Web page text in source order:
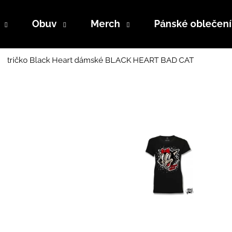
Obuv Merch Pánské oblečení
tričko Black Heart dámské BLACK HEART BAD CAT
Co potřebujete najít?
Doporučujeme